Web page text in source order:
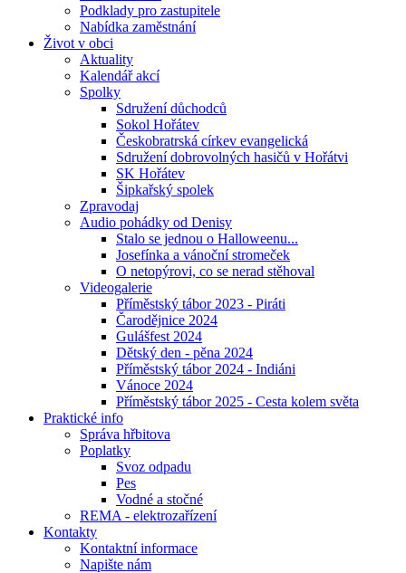
Podklady pro zastupitele
Nabídka zaměstnání
Život v obci
Aktuality
Kalendář akcí
Spolky
Sdružení důchodců
Sokol Hořátev
Českobratrská církev evangelická
Sdružení dobrovolných hasičů v Hořátvi
SK Hořátev
Šipkařský spolek
Zpravodaj
Audio pohádky od Denisy
Stalo se jednou o Halloweenu...
Josefínka a vánoční stromeček
O netopýrovi, co se nerad stěhoval
Videogalerie
Příměstský tábor 2023 - Piráti
Čarodějnice 2024
Gulášfest 2024
Dětský den - pěna 2024
Příměstský tábor 2024 - Indiáni
Vánoce 2024
Příměstský tábor 2025 - Cesta kolem světa
Praktické info
Správa hřbitova
Poplatky
Svoz odpadu
Pes
Vodné a stočné
REMA - elektrozařízení
Kontakty
Kontaktní informace
Napište nám